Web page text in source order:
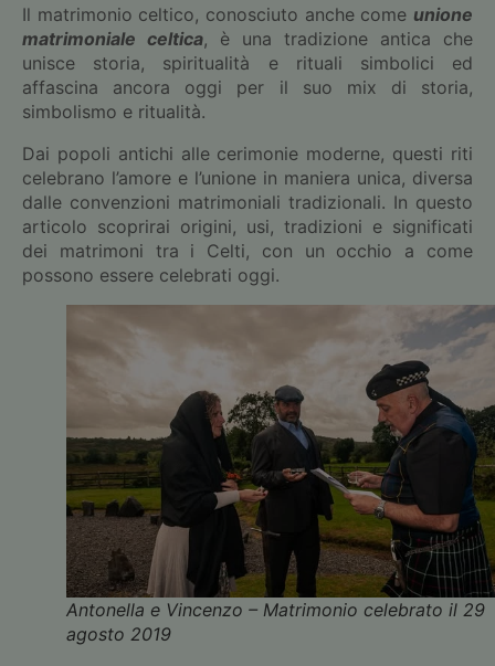
Il matrimonio celtico, conosciuto anche come unione
matrimoniale celtica, è una tradizione antica che
unisce storia, spiritualità e rituali simbolici ed
affascina ancora oggi per il suo mix di storia,
simbolismo e ritualità.
Dai popoli antichi alle cerimonie moderne, questi riti
celebrano l’amore e l’unione in maniera unica, diversa
dalle convenzioni matrimoniali tradizionali. In questo
articolo scoprirai origini, usi, tradizioni e significati
dei matrimoni tra i Celti, con un occhio a come
possono essere celebrati oggi.
Antonella e Vincenzo – Matrimonio celebrato il 29
agosto 2019